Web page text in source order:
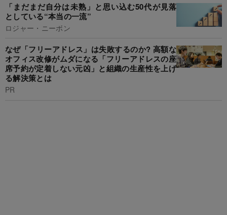
「まだまだ自分は未熟」と思い込む50代が見落
としている“本当の一流”
ロジャー・ニーボン
なぜ「フリーアドレス」は失敗するのか? 高額な
オフィス改修がムダになる「フリーアドレスの座
席予約が定着しない元凶」と組織の生産性を上げ
る解決策とは
PR